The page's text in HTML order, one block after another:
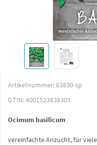
Artikelnummer:83830-sp
GTIN:4001523838305
Ocimum basilicum
vereinfachte Anzucht, für